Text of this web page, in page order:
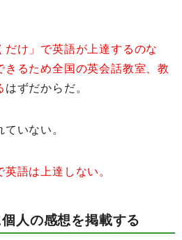
だけ」で英語が上達するのな
きるため全国の英会話教室、教
はずだからだ。
いない。
英語は上達しない。
人の感想を掲載する